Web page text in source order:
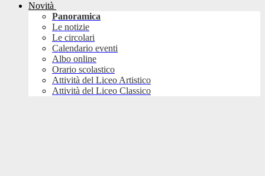
Novità
Panoramica
Le notizie
Le circolari
Calendario eventi
Albo online
Orario scolastico
Attività del Liceo Artistico
Attività del Liceo Classico